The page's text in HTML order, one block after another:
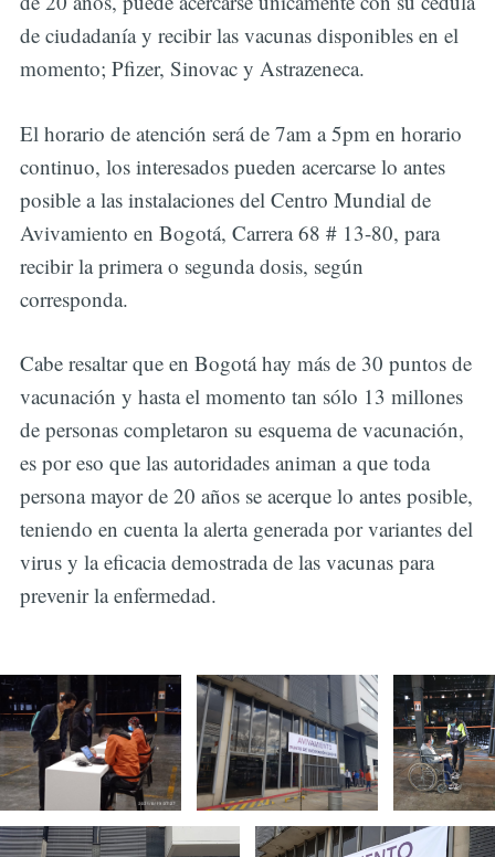
de ciudadanía y recibir las vacunas disponibles en el
momento; Pfizer, Sinovac y Astrazeneca.
El horario de atención será de 7am a 5pm en horario
continuo, los interesados pueden acercarse lo antes
posible a las instalaciones del Centro Mundial de
Avivamiento en Bogotá, Carrera 68 # 13-80, para
recibir la primera o segunda dosis, según
corresponda.
Cabe resaltar que en Bogotá hay más de 30 puntos de
vacunación y hasta el momento tan sólo 13 millones
de personas completaron su esquema de vacunación,
es por eso que las autoridades animan a que toda
persona mayor de 20 años se acerque lo antes posible,
teniendo en cuenta la alerta generada por variantes del
virus y la eficacia demostrada de las vacunas para
prevenir la enfermedad.